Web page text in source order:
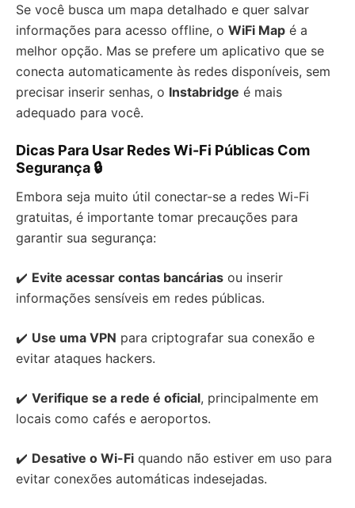
Se você busca um mapa detalhado e quer salvar
informações para acesso offline, o WiFi Map é a
melhor opção. Mas se prefere um aplicativo que se
conecta automaticamente às redes disponíveis, sem
precisar inserir senhas, o Instabridge é mais
adequado para você.
Dicas Para Usar Redes Wi-Fi Públicas Com
Segurança 🔒
Embora seja muito útil conectar-se a redes Wi-Fi
gratuitas, é importante tomar precauções para
garantir sua segurança:
✔️ Evite acessar contas bancárias ou inserir
informações sensíveis em redes públicas.
✔️ Use uma VPN para criptografar sua conexão e
evitar ataques hackers.
✔️ Verifique se a rede é oficial, principalmente em
locais como cafés e aeroportos.
✔️ Desative o Wi-Fi quando não estiver em uso para
evitar conexões automáticas indesejadas.